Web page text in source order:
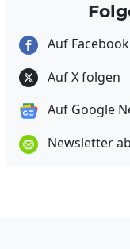
Auf
Auf X folgen
Auf Google
Newsletter